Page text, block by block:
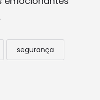
segurança